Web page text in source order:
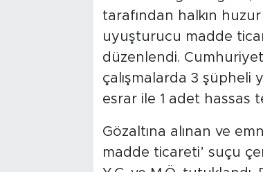
tarafından halkın
uyuşturucu madde
düzenlendi. Cumhuriyet
çalışmalarda 3 şüpheli
esrar ile 1 adet hassas
Gözaltına alınan ve
madde ticareti’ suçu